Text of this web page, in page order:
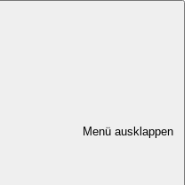
Menü ausklappen